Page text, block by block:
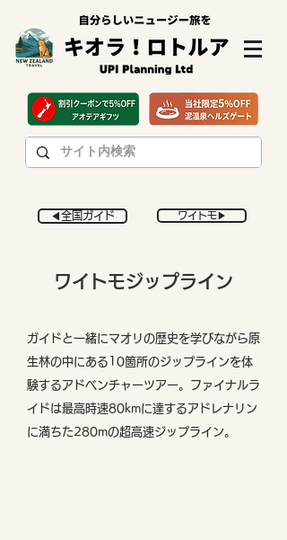
◀︎全国ガイド ワイトモ▶︎
​ワイトモジップライン
ガイドと一緒にマオリの歴史を学びながら原
生林の中にある10箇所のジップラインを体
験するアドベンチャーツアー。ファイナルラ
イドは最高時速80kmに達するアドレナリン
に満ちた280mの超高速ジップライン。